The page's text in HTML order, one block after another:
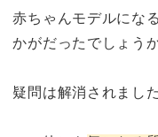
赤ちゃんモデルにな
かがだったでしょうか
疑問は解消されまし